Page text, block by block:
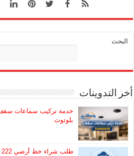
البحث
أخر التدوينات
بلوتوث